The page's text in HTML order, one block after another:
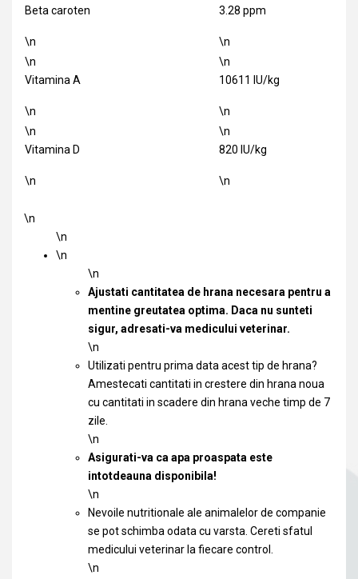
Beta caroten
\n
3.28 ppm
\n
\n
Vitamina A
\n
\n
10611 IU/kg
\n
\n
Vitamina D
\n
\n
820 IU/kg
\n
\n
\n
\n
\n
Ajustati cantitatea de hrana necesara pentru a
mentine greutatea optima. Daca nu sunteti
sigur, adresati-va medicului veterinar.
\n
Utilizati pentru prima data acest tip de hrana?
Amestecati cantitati in crestere din hrana noua
cu cantitati in scadere din hrana veche timp de 7
zile.
\n
Asigurati-va ca apa proaspata este
intotdeauna disponibila!
\n
Nevoile nutritionale ale animalelor de companie
se pot schimba odata cu varsta. Cereti sfatul
medicului veterinar la fiecare control.
\n